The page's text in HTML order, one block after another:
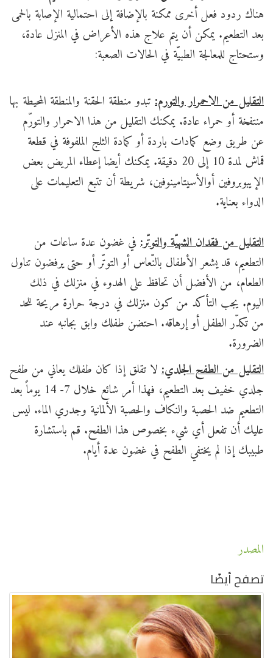
هناك ردود فعل أخرى ممكنة بالإضافة إلى احتمالية الإصابة بالحمى
بعد التطعيم. يمكن أن يتم علاج هذه الأعراض في المنزل عادة،
وستحتاج للمعالجة الطبيّة في الحالات الصعبة:
التقليل من الاحمرار والتورم: تبدو منطقة الحقنة والمنطقة المحيطة بها
منتفخة أو حمراء عادة. يمكنك التقليل من هذا الاحمرار والتورّم
عن طريق وضع كمادات باردة أو كمادة الثلج الملفوفة في قطعة
قماش لمدة 10 إلى 20 دقيقة. يمكنك أيضا إعطاء المريض بعض
الإيبوبروفين أوالأسيتامينوفين، شريطة أن تتبع التعليمات على
الدواء بعناية.
التقليل من فقدان الشهيّة والتوتّر:في غضون عدة ساعات من
التطعيم، قد يشعر الأطفال بالنّعاس أو التوتّر أو حتى يرفضون تناول
الطعام، من الأفضل أن تحافظ على الهدوء في منزلك في ذلك
اليوم. يجب التأكد من كون منزلك في درجة حرارة مريحة للحد
من تكدّر الطفل أو إرهاقه. احتضن طفلك وابق بجانبه عند
الضرورة.
التقليل من الطفح الجلدي: لا تقلق إذا كان طفلك يعاني من طفح
جلدي خفيف بعد التطعيم، فهذا أمر شائع خلال 7- 14 يوماً بعد
التطعيم ضد الحصبة والنكاف والحصبة الألمانية وجدري الماء. ليس
عليك أن تفعل أي شيء بخصوص هذا الطفح. قم باستشارة
طبيبك إذا لم يختفي الطفح في غضون عدة أيام.
المصدر
تصفح أيضًا